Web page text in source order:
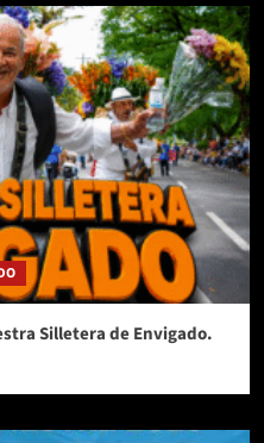
Silletera de Envigado.